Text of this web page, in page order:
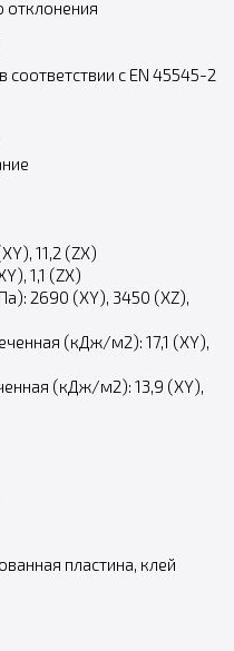
отклонения
с EN 45545-2
11,2 (ZX)
1,1 (ZX)
2690 (XY), 3450 (XZ),
(кДж/м2): 17,1 (XY),
(кДж/м2): 13,9 (XY),
пластина, клей